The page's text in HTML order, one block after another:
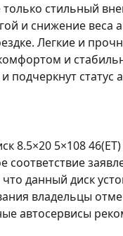
только стильный
и снижение веса
Легкие и
и
подчеркнут статус
8.5×20 5×108
данный диск
владельцы
автосервисы